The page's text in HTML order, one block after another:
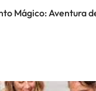
Mágico: Aventura